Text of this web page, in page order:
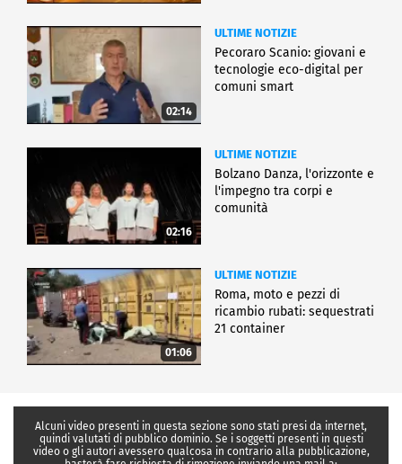
02:14
ULTIME NOTIZIE
Pecoraro Scanio: giovani e
tecnologie eco-digital per
comuni smart
02:16
ULTIME NOTIZIE
Bolzano Danza, l'orizzonte e
l'impegno tra corpi e
comunità
01:06
ULTIME NOTIZIE
Roma, moto e pezzi di
ricambio rubati: sequestrati
21 container
Alcuni video presenti in questa sezione sono stati presi da internet,
quindi valutati di pubblico dominio. Se i soggetti presenti in questi
video o gli autori avessero qualcosa in contrario alla pubblicazione,